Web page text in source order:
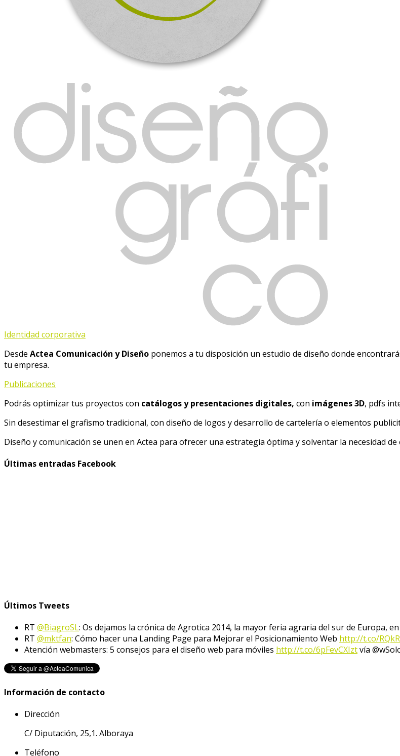
Identidad corporativa
Desde Actea Comunicación y Diseño ponemos a tu disposición un estudio de diseño donde
tu empresa.
Publicaciones
Podrás optimizar tus proyectos con catálogos y presentaciones digitales, con imágenes 3D, pdfs
Sin desestimar el grafismo tradicional, con diseño de logos y desarrollo de cartelería o elementos
Diseño y comunicación se unen en Actea para ofrecer una estrategia óptima y solventar la necesidad
Últimas entradas Facebook
Últimos Tweets
RT @BiagroSL: Os dejamos la crónica de Agrotica 2014, la mayor feria agraria del sur de Europa,
RT @mktfan: Cómo hacer una Landing Page para Mejorar el Posicionamiento Web http://t.co/
Atención webmasters: 5 consejos para el diseño web para móviles http://t.co/6pFevCXIztvía
Información de contacto
Dirección
C/ Diputación, 25,1. Alboraya
Teléfono